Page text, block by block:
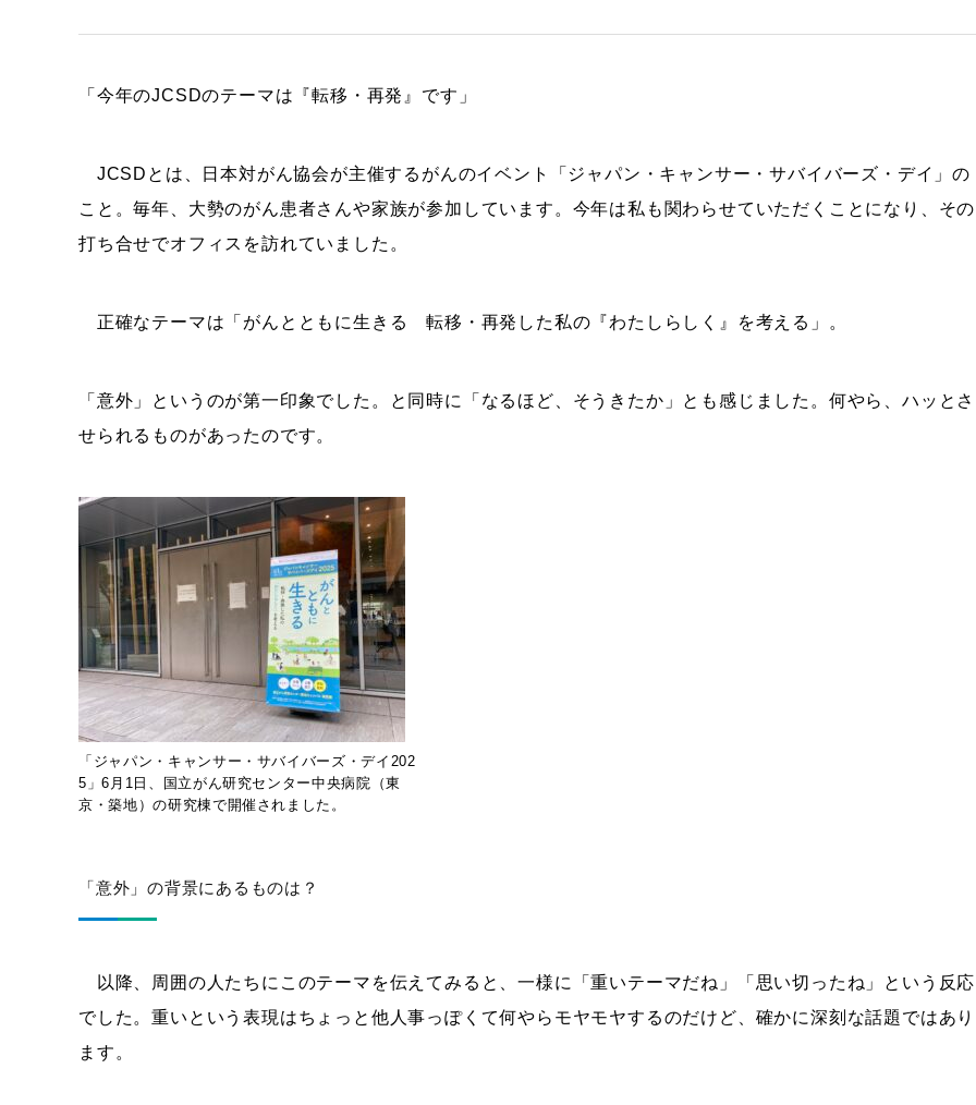
「今年のJCSDのテーマは『転移・再発』です」
JCSDとは、日本対がん協会が主催するがんのイベント「ジャパン・キャンサー・サバイバーズ・デイ」の
こと。毎年、大勢のがん患者さんや家族が参加しています。今年は私も関わらせていただくことになり、その
打ち合せでオフィスを訪れていました。
正確なテーマは「がんとともに生きる 転移・再発した私の『わたしらしく』を考える」。
「意外」というのが第一印象でした。と同時に「なるほど、そうきたか」とも感じました。何やら、ハッとさ
せられるものがあったのです。
「ジャパン・キャンサー・サバイバーズ・デイ202
5」6月1日、国立がん研究センター中央病院（東
京・築地）の研究棟で開催されました。
「意外」の背景にあるものは？
以降、周囲の人たちにこのテーマを伝えてみると、一様に「重いテーマだね」「思い切ったね」という反応
でした。重いという表現はちょっと他人事っぽくて何やらモヤモヤするのだけど、確かに深刻な話題ではあり
ます。